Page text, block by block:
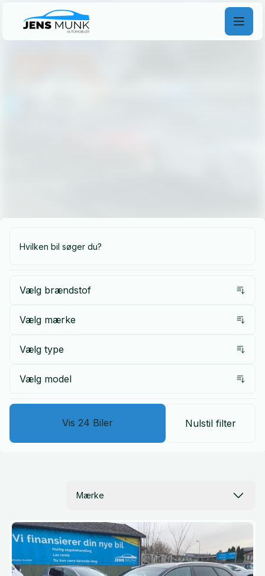
Vælg brændstof
Vælg mærke
Vælg type
Vælg model
Vis 24 Biler Nulstil filter
Mærke